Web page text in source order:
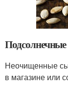
Подсолнечные
Неочищенные
в магазине или